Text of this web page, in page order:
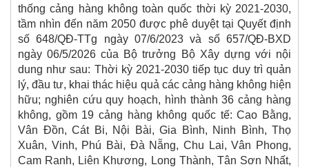
thống cảng hàng không toàn quốc thời kỳ 2021-2030,
tầm nhìn đến năm 2050 được phê duyệt tại Quyết định
số 648/QĐ-TTg ngày 07/6/2023 và số 657/QĐ-BXD
ngày 06/5/2026 của Bộ trưởng Bộ Xây dựng với nội
dung như sau: Thời kỳ 2021-2030 tiếp tục duy trì quản
lý, đầu tư, khai thác hiệu quả các cảng hàng không hiện
hữu; nghiên cứu quy hoạch, hình thành 36 cảng hàng
không, gồm 19 cảng hàng không quốc tế: Cao Bằng,
Vân Đồn, Cát Bi, Nội Bài, Gia Bình, Ninh Bình, Thọ
Xuân, Vinh, Phú Bài, Đà Nẵng, Chu Lai, Vân Phong,
Cam Ranh, Liên Khương, Long Thành, Tân Sơn Nhất,